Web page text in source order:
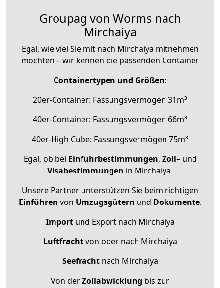
Groupag von Worms nach
Mirchaiya
Egal, wie viel Sie mit nach Mirchaiya mitnehmen
möchten – wir kennen die passenden Container
Containertypen und Größen:
20er-Container: Fassungsvermögen 31m³
40er-Container: Fassungsvermögen 66m³
40er-High Cube: Fassungsvermögen 75m³
Egal, ob bei Einfuhrbestimmungen, Zoll– und
Visabestimmungen in Mirchaiya.
Unsere Partner unterstützen Sie beim richtigen
Einführen von Umzugsgütern und Dokumente.
Importund Export nach Mirchaiya
Luftfrachtvon oder nach Mirchaiya
Seefrachtnach Mirchaiya
Von derZollabwicklung bis zur